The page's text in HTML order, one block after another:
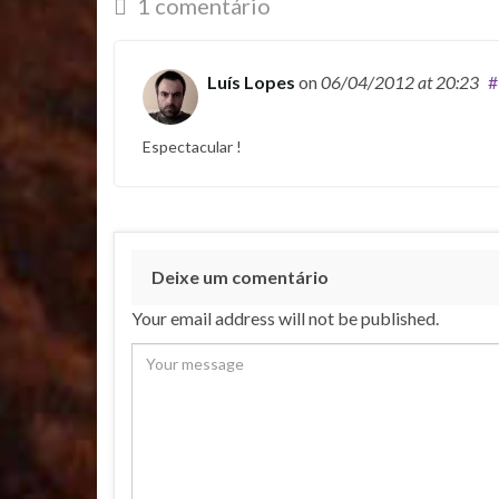
1 comentário
Luís Lopes on06/04/2012at 20:23 #
Espectacular !
Deixe um comentário
Your email address will not be published.